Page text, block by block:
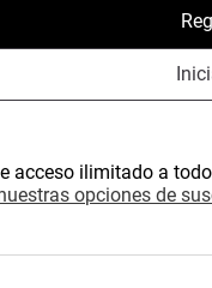
acceso ilimitado a
opciones de